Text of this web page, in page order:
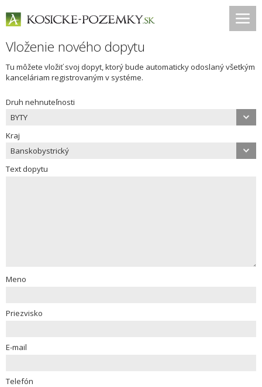
Vloženie nového dopytu
Tu môžete vložiť svoj dopyt, ktorý bude automaticky odoslaný všetkým
kanceláriam registrovaným v systéme.
Druh nehnuteľnosti
BYTY
Kraj
Banskobystrický
Text dopytu
Meno
Priezvisko
E-mail
Telefón